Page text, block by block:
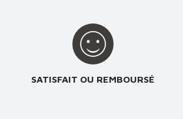
SATISFAIT OU REMBOURSÉ